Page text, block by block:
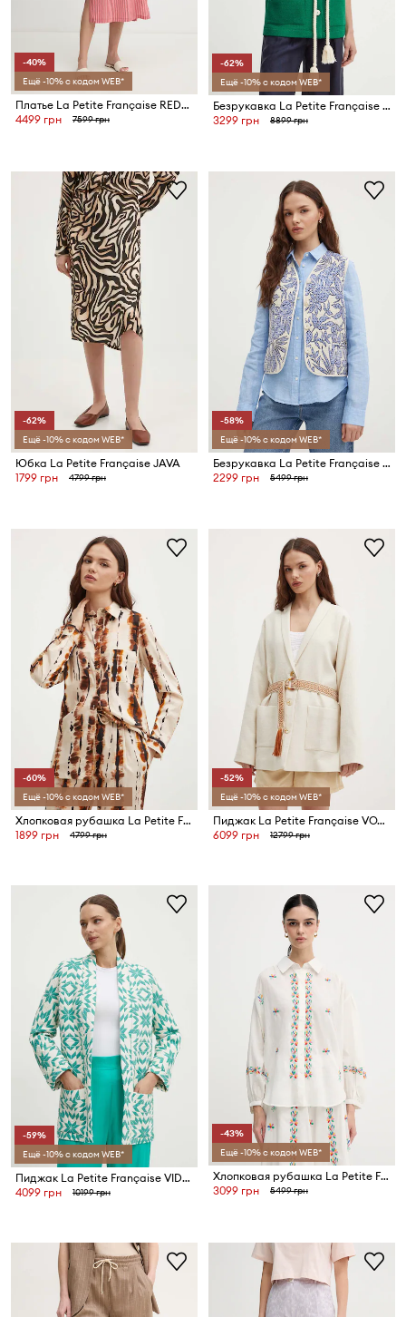
-40%
Ещё -10% с кодом WEB*
Платье La Petite Française REDA
4499 грн
7599 грн
-62%
Ещё -10% с кодом WEB*
Безрукавка La Petite Française VERDICT
3299 грн
8899 грн
-62%
Ещё -10% с кодом WEB*
Юбка La Petite Française JAVA
1799 грн
4799 грн
-58%
Ещё -10% с кодом WEB*
Безрукавка La Petite Française GAMIN
2299 грн
5499 грн
-60%
Ещё -10% с кодом WEB*
Хлопковая рубашка La Petite Française CHARDON
1899 грн
4799 грн
-52%
Ещё -10% с кодом WEB*
Пиджак La Petite Française VOYELLE
6099 грн
12799 грн
-59%
Ещё -10% с кодом WEB*
Пиджак La Petite Française VIDEO
4099 грн
10199 грн
-43%
Ещё -10% с кодом WEB*
Хлопковая рубашка La Petite Française CHEN
3099 грн
5499 грн